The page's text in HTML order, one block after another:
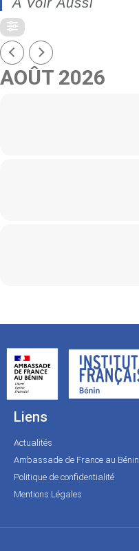
AOÛT 2026
Liens
Actualités
Ambassade de France au Bénin
Politique de confidentialité
Mentions Légales